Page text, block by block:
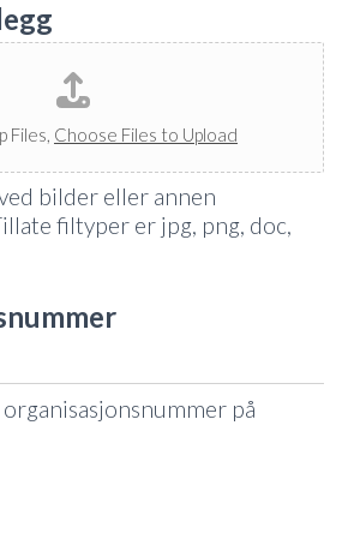
Files, Choose Files to Upload
bilder eller annen
filtyper er jpg, png, doc,
på